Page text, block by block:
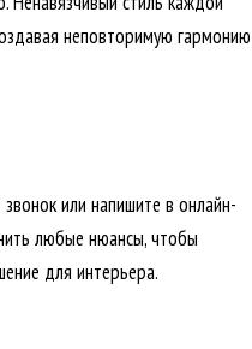
неповторимую гармонию
или напишите в онлайн-
любые нюансы, чтобы
для интерьера.